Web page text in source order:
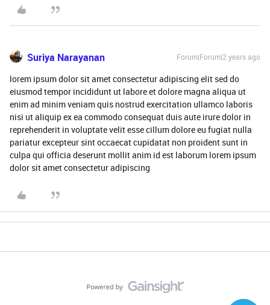
Suriya Narayanan Forum|Forum|2 years ago
lorem ipsum dolor sit amet consectetur adipiscing elit sed do
eiusmod tempor incididunt ut labore et dolore magna aliqua ut
enim ad minim veniam quis nostrud exercitation ullamco laboris
nisi ut aliquip ex ea commodo consequat duis aute irure dolor in
reprehenderit in voluptate velit esse cillum dolore eu fugiat nulla
pariatur excepteur sint occaecat cupidatat non proident sunt in
culpa qui officia deserunt mollit anim id est laborum lorem ipsum
dolor sit amet consectetur adipiscing